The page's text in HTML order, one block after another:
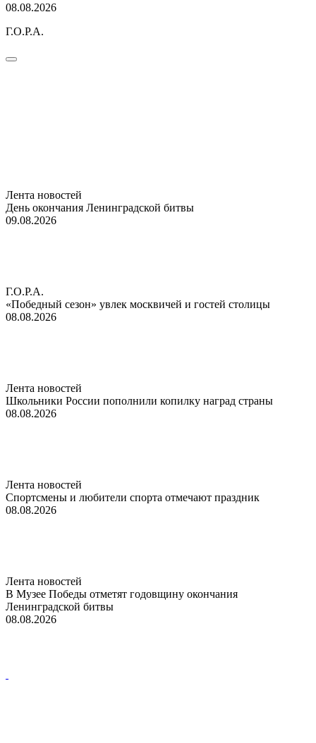
08.08.2026
Г.О.Р.А.
Лента новостей
День окончания Ленинградской битвы
09.08.2026
Г.О.Р.А.
«Победный сезон» увлек москвичей и гостей столицы
08.08.2026
Лента новостей
Школьники России пополнили копилку наград страны
08.08.2026
Лента новостей
Спортсмены и любители спорта отмечают праздник
08.08.2026
Лента новостей
В Музее Победы отметят годовщину окончания
Ленинградской битвы
08.08.2026